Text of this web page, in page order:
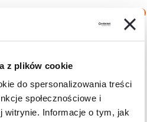
z plików cookie
do spersonalizowania treści
społecznościowe i
witrynie. Informacje o tym, jak
min.
maks.
Filtruj